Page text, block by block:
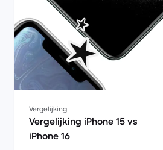
Vergelijking
Vergelijking iPhone 15 vs
iPhone 16